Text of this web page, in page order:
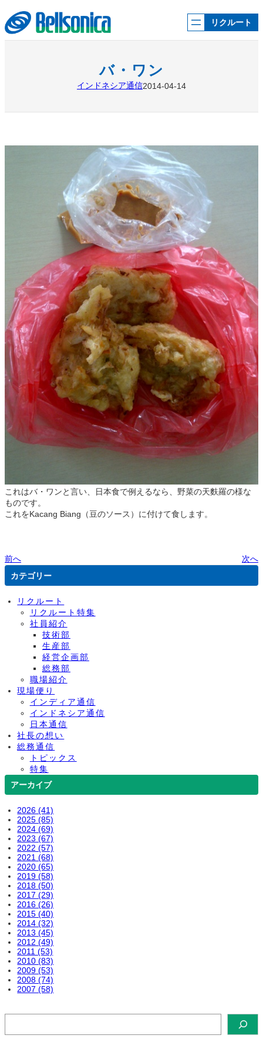
容
を
ス
リクルート
バ・ワン
インドネシア通信2014-04-14
これはバ・ワンと言い、日本食で例えるなら、野菜の天麩羅の様な
ものです。
これをKacang Biang（豆のソース）に付けて食します。
前へ
次へ
カテゴリー
リクルート
リクルート特集
社員紹介
技術部
生産部
経営企画部
総務部
職場紹介
現場便り
インディア通信
インドネシア通信
日本通信
社長の想い
総務通信
トピックス
特集
アーカイブ
2026 (41)
2025 (85)
2024 (69)
2023 (67)
2022 (57)
2021 (68)
2020 (65)
2019 (58)
2018 (50)
2017 (29)
2016 (26)
2015 (40)
2014 (32)
2013 (45)
2012 (49)
2011 (53)
2010 (83)
2009 (53)
2008 (74)
2007 (58)